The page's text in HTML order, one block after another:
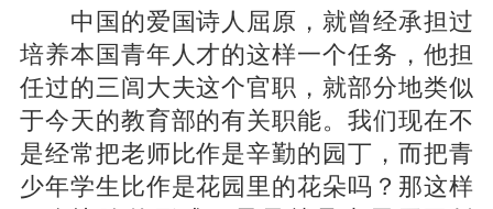
中国的爱国诗人屈原，就曾经承担过
培养本国青年人才的这样一个任务，他担
任过的三闾大夫这个官职，就部分地类似
于今天的教育部的有关职能。我们现在不
是经常把老师比作是辛勤的园丁，而把青
少年学生比作是花园里的花朵吗？那这样